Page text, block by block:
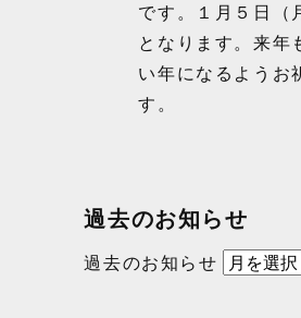
です。１月５日（
となります。来年
い年になるようお
す。
過去のお知らせ
過去のお知らせ